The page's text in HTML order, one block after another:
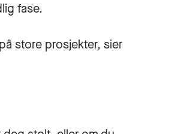
fase.
store prosjekter, sier